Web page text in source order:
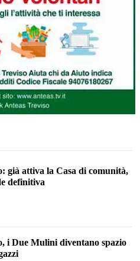
già attiva la Casa di comunità,
definitiva
i Due Mulini diventano spazio